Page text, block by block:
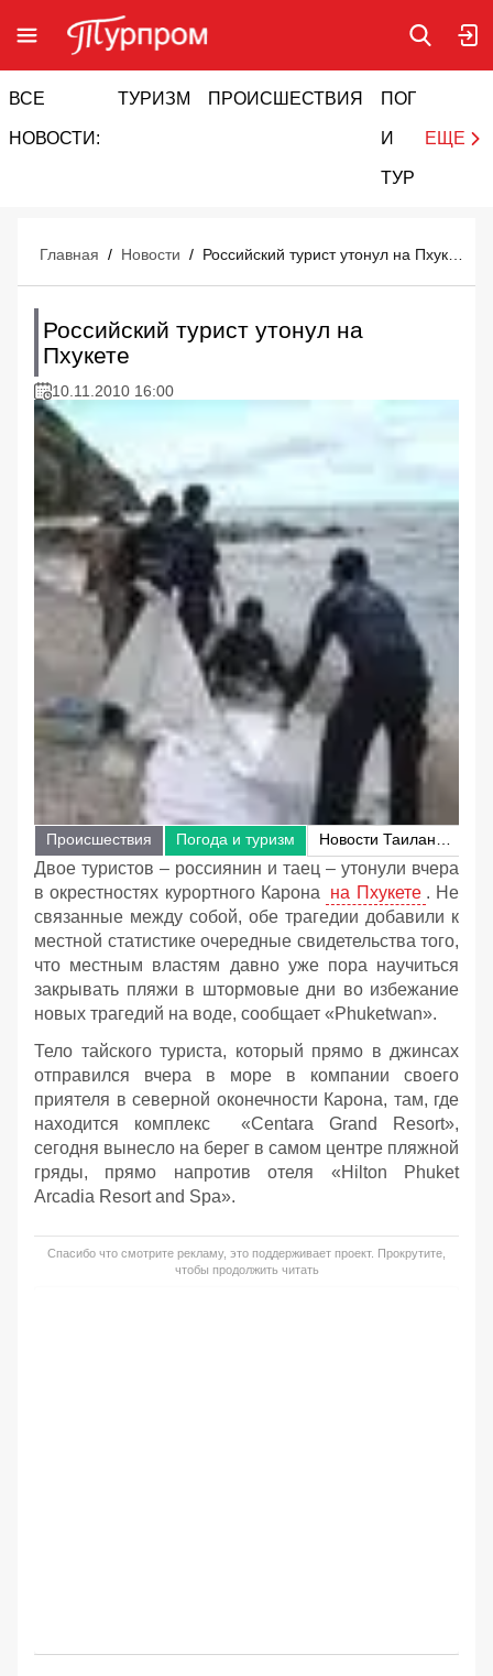
ВСЕ
НОВОСТИ:
ТУРИЗМ ПРОИСШЕСТВИЯ ПОГОДА
И
ТУРИЗМ
ЕЩЕ
Главная / Новости /
Российский турист утонул на
Пхукете
10.11.2010 16:00
Происшествия Погода и туризм
Двое туристов – россиянин и таец – утонули вчера
в окрестностях курортного Карона
на Пхукете . Не
связанные между собой, обе трагедии добавили к
местной статистике очередные свидетельства того,
что местным властям давно уже пора научиться
закрывать пляжи в штормовые дни во избежание
новых трагедий на воде, сообщает «Phuketwan».
Тело тайского туриста, который прямо в джинсах
отправился вчера в море в компании своего
приятеля в северной оконечности Карона, там, где
находится комплекс «Centara Grand Resort»,
сегодня вынесло на берег в самом центре пляжной
гряды, прямо напротив отеля «Hilton Phuket
Arcadia Resort and Spa».
Спасибо что смотрите рекламу, это поддерживает проект. Прокрутите,
чтобы продолжить читать